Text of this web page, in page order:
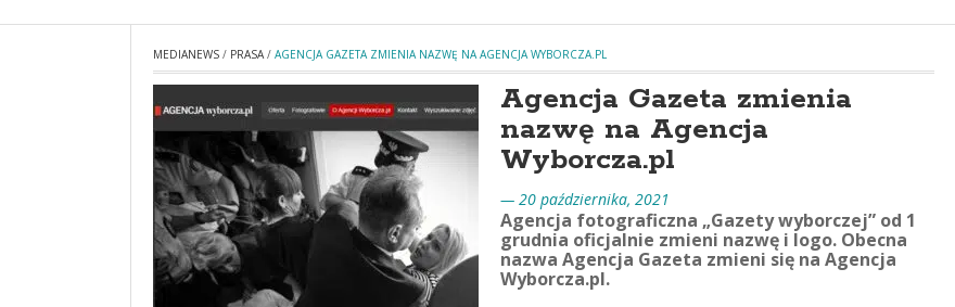
MEDIANEWS / PRASA/ AGENCJA GAZETA ZMIENIA NAZWĘ NA AGENCJA WYBORCZA.PL
Agencja Gazeta zmienia
nazwę na Agencja
Wyborcza.pl
— 20 października, 2021
Agencja fotograficzna „Gazety wyborczej” od 1
grudnia oficjalnie zmieni nazwę i logo. Obecna
nazwa Agencja Gazeta zmieni się na Agencja
Wyborcza.pl.